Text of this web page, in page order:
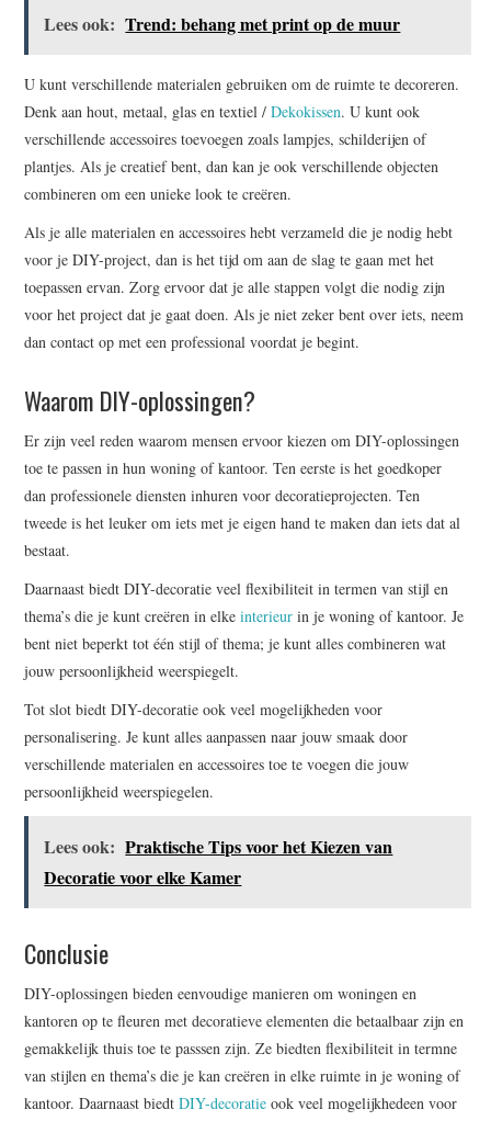
Lees ook: Trend: behang met print op de muur
U kunt verschillende materialen gebruiken om de ruimte te decoreren.
Denk aan hout, metaal, glas en textiel /Dekokissen. U kunt ook
verschillende accessoires toevoegen zoals lampjes, schilderijen of
plantjes. Als je creatief bent, dan kan je ook verschillende objecten
combineren om een unieke look te creëren.
Als je alle materialen en accessoires hebt verzameld die je nodig hebt
voor je DIY-project, dan is het tijd om aan de slag te gaan met het
toepassen ervan. Zorg ervoor dat je alle stappen volgt die nodig zijn
voor het project dat je gaat doen. Als je niet zeker bent over iets, neem
dan contact op met een professional voordat je begint.
Waarom DIY-oplossingen?
Er zijn veel reden waarom mensen ervoor kiezen om DIY-oplossingen
toe te passen in hun woning of kantoor. Ten eerste is het goedkoper
dan professionele diensten inhuren voor decoratieprojecten. Ten
tweede is het leuker om iets met je eigen hand te maken dan iets dat al
bestaat.
Daarnaast biedt DIY-decoratie veel flexibiliteit in termen van stijl en
thema’s die je kunt creëren in elkeinterieur in je woning of kantoor. Je
bent niet beperkt tot één stijl of thema; je kunt alles combineren wat
jouw persoonlijkheid weerspiegelt.
Tot slot biedt DIY-decoratie ook veel mogelijkheden voor
personalisering. Je kunt alles aanpassen naar jouw smaak door
verschillende materialen en accessoires toe te voegen die jouw
persoonlijkheid weerspiegelen.
Lees ook: Praktische Tips voor het Kiezen van
Decoratie voor elke Kamer
Conclusie
DIY-oplossingen bieden eenvoudige manieren om woningen en
kantoren op te fleuren met decoratieve elementen die betaalbaar zijn en
gemakkelijk thuis toe te passsen zijn. Ze biedten flexibiliteit in termne
van stijlen en thema’s die je kan creëren in elke ruimte in je woning of
kantoor. Daarnaast biedtDIY-decoratie ook veel mogelijkhedeen voor